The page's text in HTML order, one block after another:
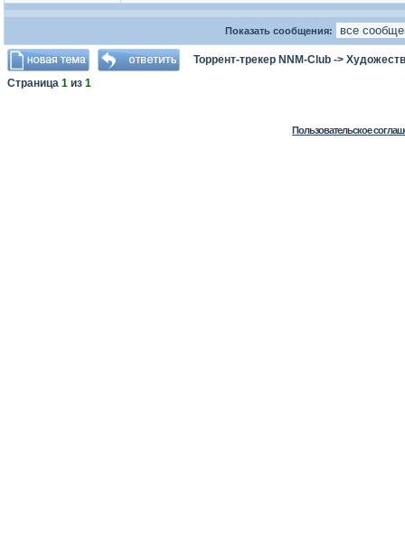
Показать сообщения:
Торрент-трекер NNM-Club ->
Страница 1 из 1
Пользовательское